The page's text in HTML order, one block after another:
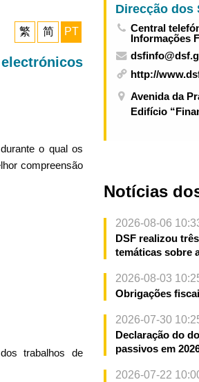
繁 简 PT
o qual os
compreensão
trabalhos de
Direcção dos
Central
Informações
http://
Avenida da
Edifício
Notícias
2026-08-06
DSF realizou
temáticas sobre
2026-08-03
Obrigações
2026-07-30
Declaração do
passivos em
2026-07-22